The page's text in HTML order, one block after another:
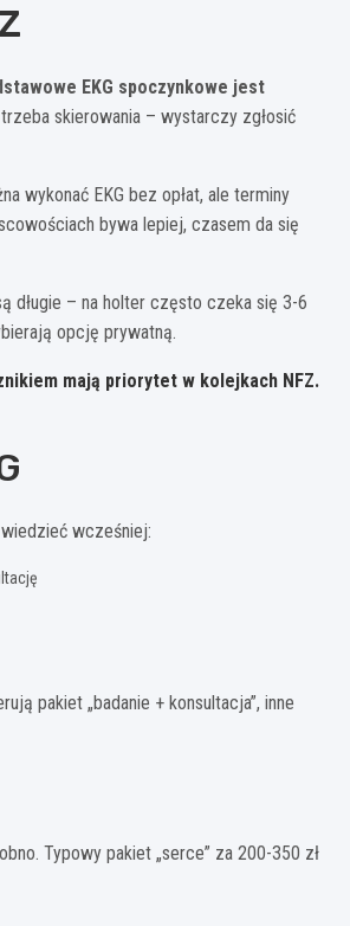
EKG spoczynkowe jest
skierowania – wystarczy zgłosić
wykonać EKG bez opłat, ale terminy
bywa lepiej, czasem da się
długie – na holter często czeka się 3-6
opcję prywatną.
mają priorytet w kolejkach NFZ.
wcześniej:
pakiet „badanie + konsultacja”, inne
Typowy pakiet „serce” za 200-350 zł